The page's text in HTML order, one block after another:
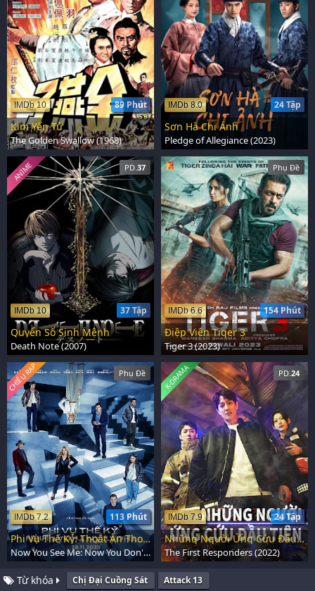
89 Phút
IMDb 10
Kim Yến Tử
The Golden Swallow (1968)
24 Tập
IMDb 8.0
Sơn Hà Chi Ảnh
Pledge of Allegiance (2023)
PD.37
37 Tập
IMDb 10
ANIME
Quyển Sổ Sinh Mệnh
Death Note (2007)
Phụ Đề
154 Phút
IMDb 6.6
Điệp Viên Tiger 3
Tiger 3 (2023)
Phụ Đề
113 Phút
IMDb 7.2
CHIẾU RẠP
Phi Vụ Thế Kỷ: Thoắt Ẩn Thoắt Hiện
Now You See Me: Now You Don't (2025)
PD.24
24 Tập
IMDb 7.9
K-DRAMA
Những Người Ứng Cứu Đầu Tiên
The First Responders (2022)
Từ khóa Chị Đại Cuồng Sát Attack 13